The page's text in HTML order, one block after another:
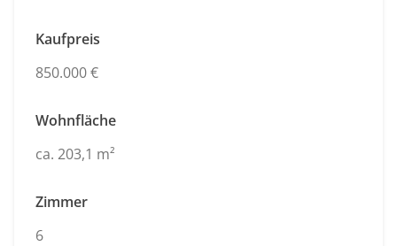
Kaufpreis
850.000 €
Wohnfläche
ca. 203,1 m²
Zimmer
6